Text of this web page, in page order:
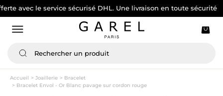
le service sécurisé DHL. Une livraison en toute sécurité
Accueil Joaillerie
Bracelet
Bracelet Envol - Or Blanc pavage sur cordon rouge